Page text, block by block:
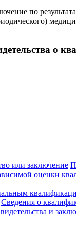
по
о
или заключение
оценки
Сведения о
и